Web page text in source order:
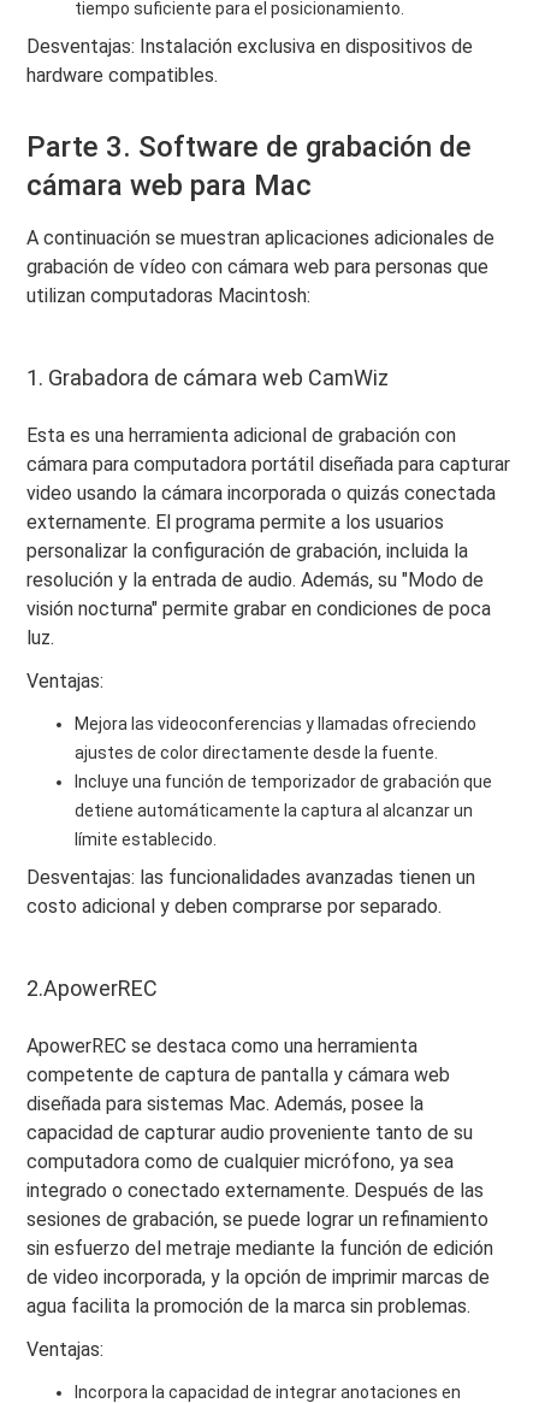
tiempo suficiente para el posicionamiento.
Desventajas: Instalación exclusiva en dispositivos de
hardware compatibles.
Parte 3. Software de grabación de
cámara web para Mac
A continuación se muestran aplicaciones adicionales de
grabación de vídeo con cámara web para personas que
utilizan computadoras Macintosh:
1. Grabadora de cámara web CamWiz
Esta es una herramienta adicional de grabación con
cámara para computadora portátil diseñada para capturar
video usando la cámara incorporada o quizás conectada
externamente. El programa permite a los usuarios
personalizar la configuración de grabación, incluida la
resolución y la entrada de audio. Además, su "Modo de
visión nocturna" permite grabar en condiciones de poca
luz.
Ventajas:
Mejora las videoconferencias y llamadas ofreciendo
ajustes de color directamente desde la fuente.
Incluye una función de temporizador de grabación que
detiene automáticamente la captura al alcanzar un
límite establecido.
Desventajas: las funcionalidades avanzadas tienen un
costo adicional y deben comprarse por separado.
2.ApowerREC
ApowerREC se destaca como una herramienta
competente de captura de pantalla y cámara web
diseñada para sistemas Mac. Además, posee la
capacidad de capturar audio proveniente tanto de su
computadora como de cualquier micrófono, ya sea
integrado o conectado externamente. Después de las
sesiones de grabación, se puede lograr un refinamiento
sin esfuerzo del metraje mediante la función de edición
de video incorporada, y la opción de imprimir marcas de
agua facilita la promoción de la marca sin problemas.
Ventajas:
Incorpora la capacidad de integrar anotaciones en